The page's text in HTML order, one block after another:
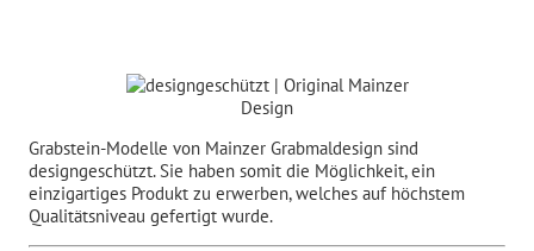
Grabstein-Modelle von Mainzer Grabmaldesign sind
designgeschützt. Sie haben somit die Möglichkeit, ein
einzigartiges Produkt zu erwerben, welches auf höchstem
Qualitätsniveau gefertigt wurde.